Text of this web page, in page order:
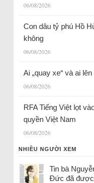
06/08/2026
Con dâu tỷ phú Hồ
không
06/08/2026
Ai „quay xe“ và ai
06/08/2026
RFA Tiếng Việt lọt
quyền Việt Nam
06/08/2026
NHIỀU NGƯỜI XEM
Tin bà
Đức đã được